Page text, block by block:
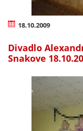
18.10.2009
Divadlo
Snakove